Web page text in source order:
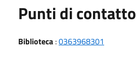
Punti di contatto
Biblioteca :0363968301